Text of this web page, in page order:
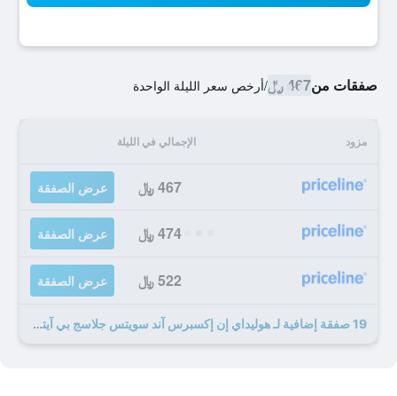
صفقات من467 ﷼ /أرخص سعر الليلة الواحدة
مزود الإجمالي في الليلة
467 ﷼ عرض الصفقة
474 ﷼ عرض الصفقة
522 ﷼ عرض الصفقة
19 صفقة إضافية لـ هوليداي إن إكسبرس آند سويتس جلاسج بي آيتش جي